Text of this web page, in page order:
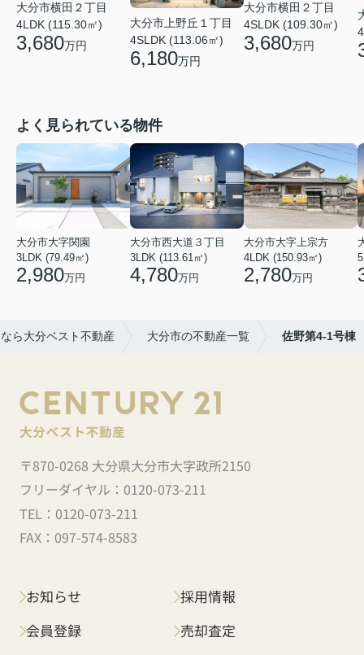
大分市横田２丁目
4LDK (115.30㎡)
3,680万円
大分市上野丘１丁目
4SLDK (113.06㎡)
6,180万円
大分市横田２丁目
4SLDK (109.30㎡)
3,680万円
よく見られている物件
大分市大字関園
3LDK (79.49㎡)
2,980万円
大分市西大道３丁目
3LDK (113.61㎡)
4,780万円
大分市大字上宗方
4LDK (150.93㎡)
2,780万円
ら大分ベスト不動産 大分市の不動産一覧 佐野第4-1号棟
〒870-0268 大分県大分市大字政所2150
フリーダイヤル： 0120-073-211
TEL： 0120-073-211
FAX： 097-574-8583
お知らせ
会員登録
採用情報
売却査定